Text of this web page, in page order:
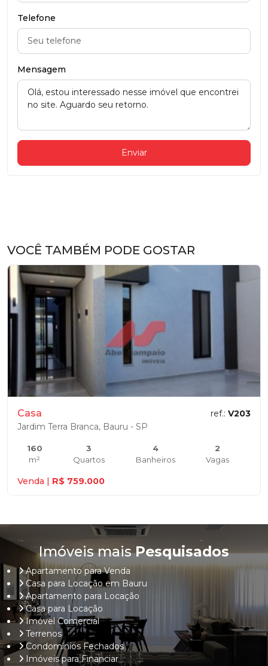
Telefone
Mensagem
Enviar
VOCÊ TAMBÉM PODE GOSTAR
Casa ref.: V203
Jardim Terra Branca, Bauru - SP
160
m²
3
Quartos
4
Banheiros
2
Vagas
Venda | R$ 759.000
Imóveis maisPesquisados
Apartamento para Venda
Casa para Locação em Bauru
Apartamento para Locação
Casa para Locação
Imóvel Comercial
Terrenos
Condomínios Fechados
Imóveis para Financiar